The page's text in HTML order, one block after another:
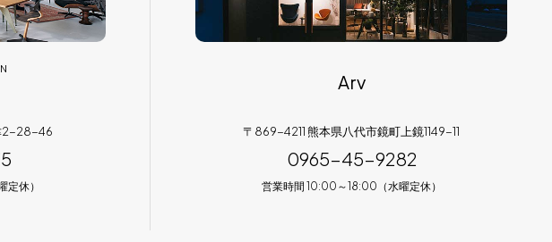
2-28-46
休）
Arv
〒869-4211 熊本県八代市鏡町上鏡1149-11
0965-45-9282
営業時間 10:00～18:00（水曜定休）